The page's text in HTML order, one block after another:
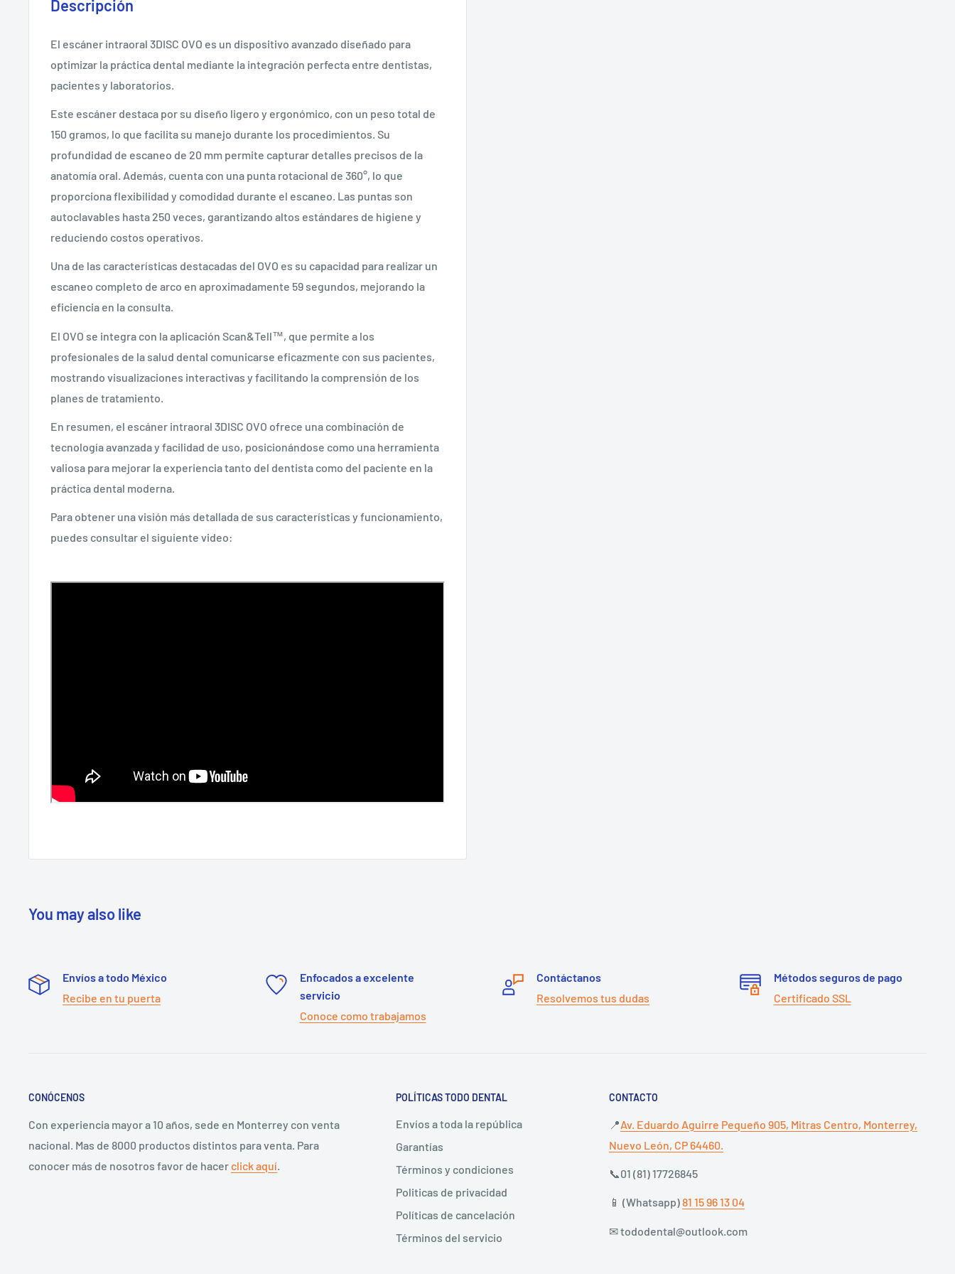
Descripción
El escáner intraoral 3DISC OVO es un dispositivo avanzado diseñado para
optimizar la práctica dental mediante la integración perfecta entre dentistas,
pacientes y laboratorios.
Este escáner destaca por su diseño ligero y ergonómico, con un peso total de
150 gramos, lo que facilita su manejo durante los procedimientos. Su
profundidad de escaneo de 20 mm permite capturar detalles precisos de la
anatomía oral. Además, cuenta con una punta rotacional de 360°, lo que
proporciona flexibilidad y comodidad durante el escaneo. Las puntas son
autoclavables hasta 250 veces, garantizando altos estándares de higiene y
reduciendo costos operativos.
Una de las características destacadas del OVO es su capacidad para realizar un
escaneo completo de arco en aproximadamente 59 segundos, mejorando la
eficiencia en la consulta.
El OVO se integra con la aplicación Scan&Tell™, que permite a los
profesionales de la salud dental comunicarse eficazmente con sus pacientes,
mostrando visualizaciones interactivas y facilitando la comprensión de los
planes de tratamiento.
En resumen, el escáner intraoral 3DISC OVO ofrece una combinación de
tecnología avanzada y facilidad de uso, posicionándose como una herramienta
valiosa para mejorar la experiencia tanto del dentista como del paciente en la
práctica dental moderna.
Para obtener una visión más detallada de sus características y funcionamiento,
puedes consultar el siguiente video:
You may also like
Envíos a todo México
Recibe en tu puerta
Enfocados a excelente
servicio
Conoce como trabajamos
Contáctanos
Resolvemos tus dudas
Métodos seguros de pago
Certificado SSL
CONÓCENOS
Con experiencia mayor a 10 años, sede en Monterrey con venta
nacional. Mas de 8000 productos distintos para venta. Para
conocer más de nosotros favor de hacer click aquí.
POLÍTICAS TODO DENTAL
Envíos a toda la república
Garantías
Términos y condiciones
Politicas de privacidad
Políticas de cancelación
Términos del servicio
CONTACTO
📍Av. Eduardo Aguirre Pequeño 905, Mitras Centro, Monterrey,
Nuevo León, CP 64460.
📞01 (81) 17726845
📱 (Whatsapp)81 15 96 13 04
✉ tododental@outlook.com